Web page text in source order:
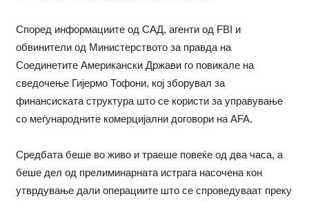
Според информациите од САД, агенти од FBI и
обвинители од Министерството за правда на
Соединетите Американски Држави го повикале на
сведочење Гијермо Тофони, кој зборувал за
финансиската структура што се користи за управување
со меѓународните комерцијални договори на AFA.
Средбата беше во живо и траеше повеќе од два часа, а
беше дел од прелиминарната истрага насочена кон
утврдување дали операциите што се спроведуваат преку